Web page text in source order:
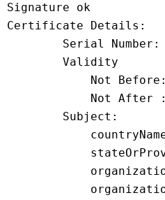
Signature ok
Certificate Details:
Serial Number:
Validity
Not Before: Mar
Not After : Mar
Subject:
countryName